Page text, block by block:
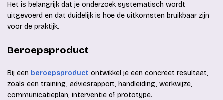
Het is belangrijk dat je onderzoek systematisch wordt
uitgevoerd en dat duidelijk is hoe de uitkomsten bruikbaar zijn
voor de praktijk.
Beroepsproduct
Bij een beroepsproduct ontwikkel je een concreet resultaat,
zoals een training, adviesrapport, handleiding, werkwijze,
communicatieplan, interventie of prototype.